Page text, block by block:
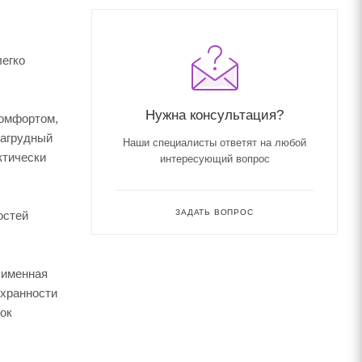
Нужна консультация?
Наши специалисты ответят на любой
интересующий вопрос
ЗАДАТЬ ВОПРОС